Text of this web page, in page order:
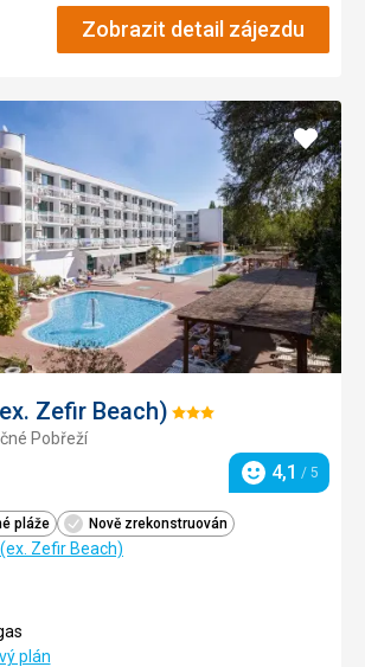
Zobrazit detail zájezdu
Zefir Beach) Hodnocení:
Pobřeží
Hodnocení
4,1 / 5
pláže Nově zrekonstruován
Zefir Beach)
Přidat
do
plán